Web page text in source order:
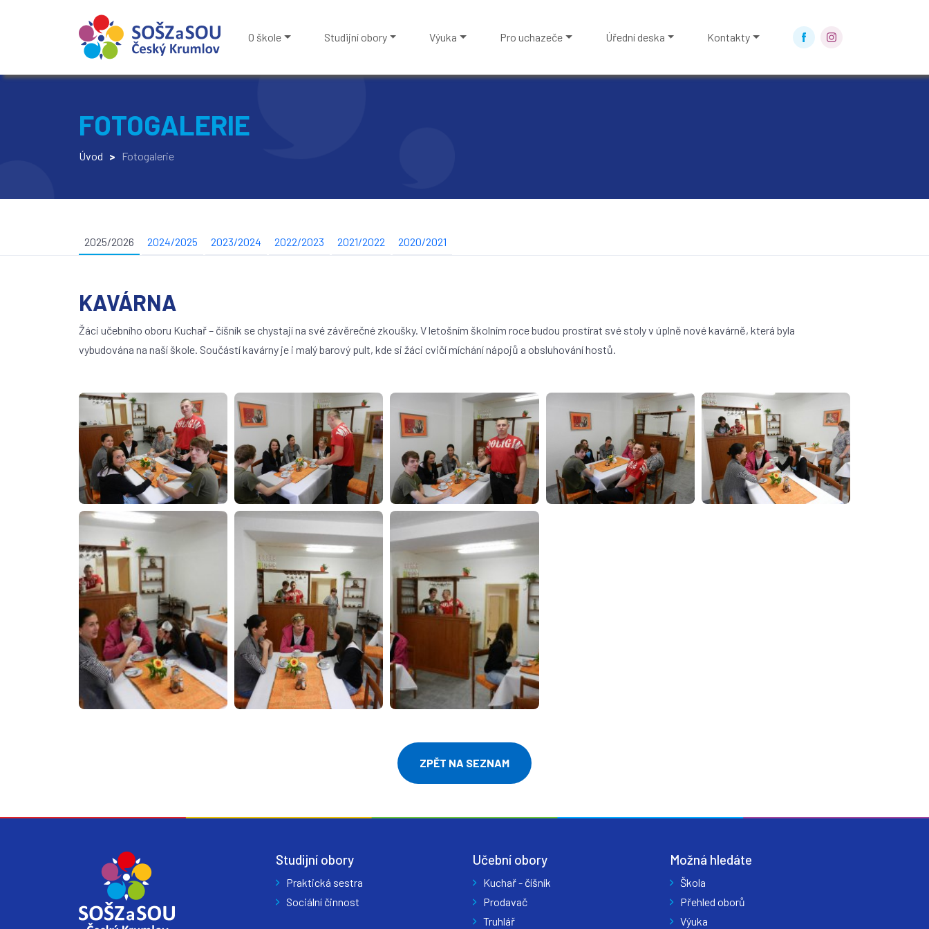
O škole Studijní obory Výuka Pro uchazeče Úřední deska Kontakty
FOTOGALERIE
Úvod > Fotogalerie
2025/2026 2024/2025 2023/2024 2022/2023 2021/2022 2020/2021
KAVÁRNA
Žáci učebního oboru Kuchař – číšník se chystají na své závěrečné zkoušky. V letošním školním roce budou prostírat své stoly v úplně nové kavárně, která byla
vybudována na naší škole. Součástí kavárny je i malý barový pult, kde si žáci cvičí míchání nápojů a obsluhování hostů.
ZPĚT NA SEZNAM
Studijní obory
Praktická sestra
Sociální činnost
Učební obory
Kuchař - číšník
Prodavač
Truhlář
Možná hledáte
Škola
Přehled oborů
Výuka